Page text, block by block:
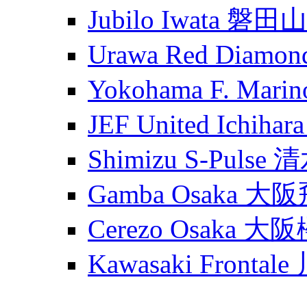
Jubilo Iwata 磐田
Urawa Red
Yokohama F.
JEF United
Shimizu S-Pulse
Gamba Osaka 大
Cerezo Osaka 大
Kawasaki Frontale